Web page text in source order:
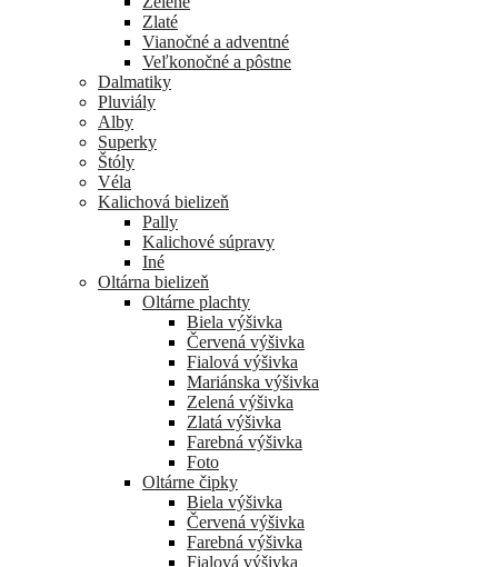
Zlaté
Vianočné a adventné
Veľkonočné a pôstne
Dalmatiky
Pluviály
Alby
Superky
Štóly
Véla
Kalichová bielizeň
Pally
Kalichové súpravy
Iné
Oltárna bielizeň
Oltárne plachty
Biela výšivka
Červená výšivka
Fialová výšivka
Mariánska výšivka
Zelená výšivka
Zlatá výšivka
Farebná výšivka
Foto
Oltárne čipky
Biela výšivka
Červená výšivka
Farebná výšivka
Fialová výšivka